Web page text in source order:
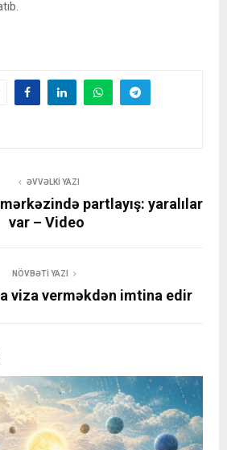
ƏVVƏLKI YAZI
partlayış: yaralılar
var – Video
NÖVBƏTI YAZI
viza verməkdən imtina edir